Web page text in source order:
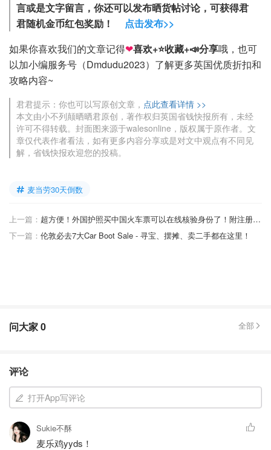
言或是文字留言，你还可以发布晒货帖讨论，可获得君
君随机金币红包奖励！
点击发布>>
如果你喜欢我们的文章记得❤喜欢+⭐收藏+📣分享哦，也可
以加小编服务号（Dmdudu2023）了解更多英国优质折扣和
攻略内容~
君君提示：你也可以写原创文章， 点此查看详情 >>
本文由小不列颠晒晒君原创，著作权归英国省钱快报所有，未经
许可不得转载。封面图来源于walesonline，版权属于原作者。文
章仅代表作者看法，如有更多内容分享或是对文中观点有不同见
解，省钱快报欢迎您的投稿。
麦当劳30天倒数
上一篇：
超方便！外国护照买中国火车票可以在线核验身份了！附注册和购票流程详解！
下一篇： 伦敦必去7大Car Boot Sale - 寻宝、摆摊、卖二手都在这里！
问大家0 全部
评论
打开App写评论
Sukie不酥
麦乐鸡yyds！